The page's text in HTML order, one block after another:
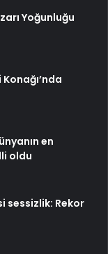
Yoğunluğu
en
oldu
sessizlik: Rekor